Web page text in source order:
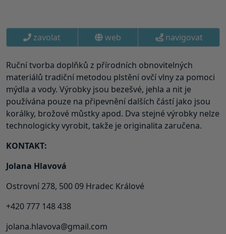
zavolat web navigovat
Ruční tvorba doplňků z přírodních obnovitelných
materiálů tradiční metodou plstění ovčí vlny za pomoci
mýdla a vody. Výrobky jsou bezešvé, jehla a nit je
používána pouze na připevnění dalších částí jako jsou
korálky, brožové můstky apod. Dva stejné výrobky nelze
technologicky vyrobit, takže je originalita zaručena.
KONTAKT:
Jolana Hlavová
Ostrovní 278, 500 09 Hradec Králové
+420 777 148 438
jolana.hlavova@gmail.com